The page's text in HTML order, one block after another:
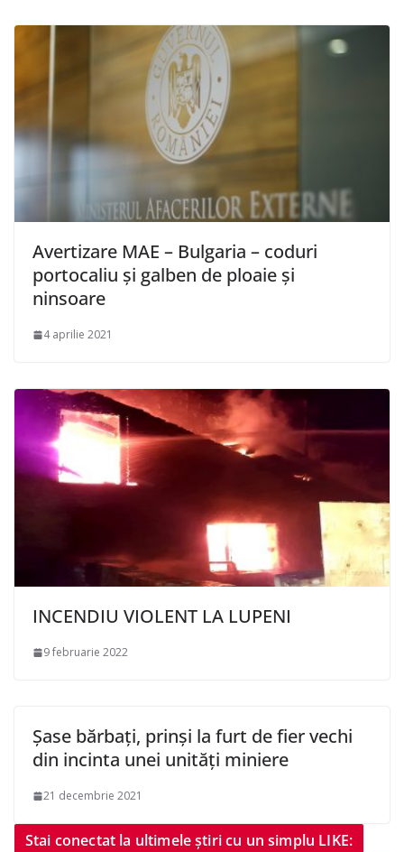
Avertizare MAE – Bulgaria – coduri
portocaliu şi galben de ploaie şi
ninsoare
4 aprilie 2021
INCENDIU VIOLENT LA LUPENI
9 februarie 2022
Șase bărbați, prinşi la furt de fier vechi
din incinta unei unități miniere
21 decembrie 2021
Stai conectat la ultimele știri cu un simplu LIKE: